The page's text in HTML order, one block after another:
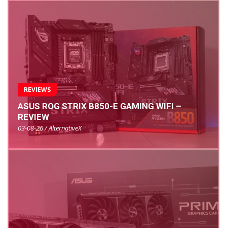
REVIEWS
ASUS ROG STRIX B850-E GAMING WIFI –
REVIEW
03-08-26 / AlternativeX